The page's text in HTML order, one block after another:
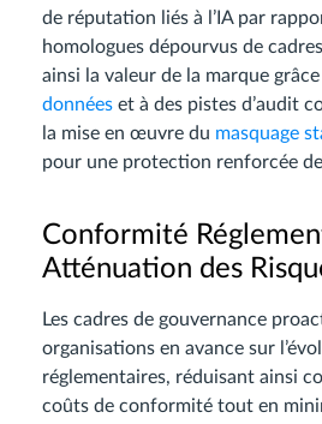
de réputation liés à l’IA par
homologues dépourvus de
ainsi la valeur de la marque grâce
données et à des pistes d’audit
la mise en œuvre du masquage
pour une protection renforcée
Conformité
Atténuation des
Les cadres de gouvernance
organisations en avance sur
réglementaires, réduisant ainsi
coûts de conformité tout en